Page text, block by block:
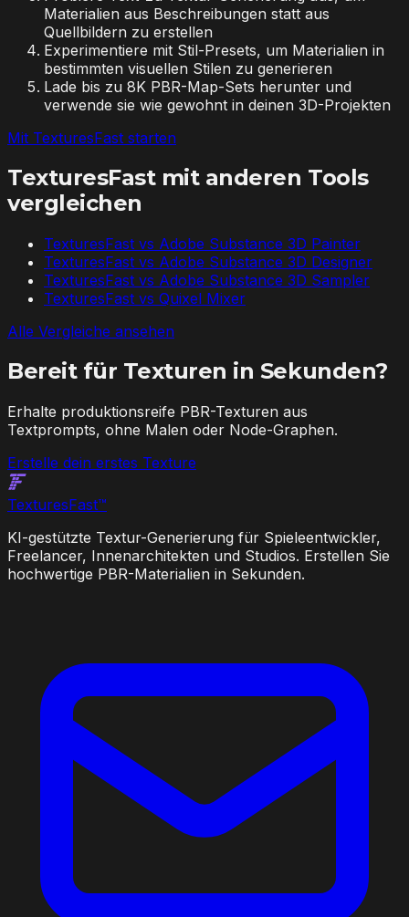
Materialien aus Beschreibungen statt aus
Quellbildern zu erstellen
Experimentiere mit Stil-Presets, um Materialien in
bestimmten visuellen Stilen zu generieren
Lade bis zu 8K PBR-Map-Sets herunter und
verwende sie wie gewohnt in deinen 3D-Projekten
Mit TexturesFast starten
TexturesFast mit anderen Tools
vergleichen
TexturesFast vs Adobe Substance 3D Painter
TexturesFast vs Adobe Substance 3D Designer
TexturesFast vs Adobe Substance 3D Sampler
TexturesFast vs Quixel Mixer
Alle Vergleiche ansehen
Bereit für Texturen in Sekunden?
Erhalte produktionsreife PBR-Texturen aus
Textprompts, ohne Malen oder Node-Graphen.
Erstelle dein erstes Texture
TexturesFast™
KI-gestützte Textur-Generierung für Spieleentwickler,
Freelancer, Innenarchitekten und Studios. Erstellen Sie
hochwertige PBR-Materialien in Sekunden.